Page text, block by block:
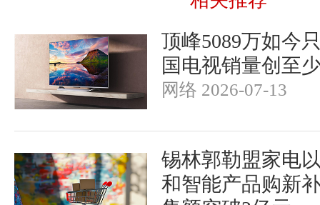
顶峰5089万如今
国电视销量创至
网络 2026-07-13
锡林郭勒盟家电
和智能产品购新